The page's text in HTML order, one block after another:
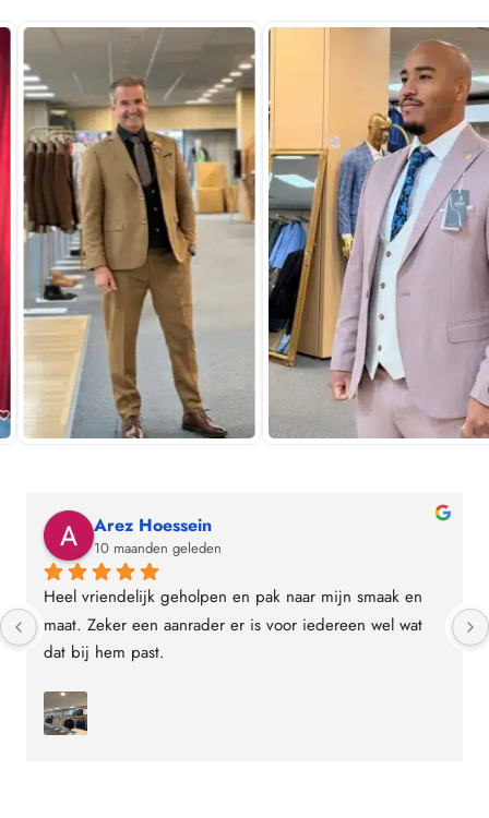
Arez Hoessein
10 maanden geleden
Heel vriendelijk geholpen en pak naar mijn smaak en
maat. Zeker een aanrader er is voor iedereen wel wat
dat bij hem past.